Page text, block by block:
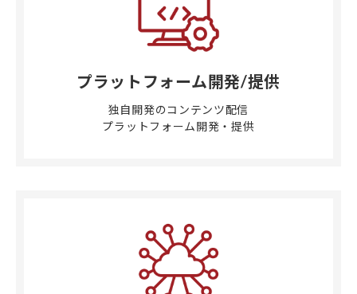
プラットフォーム開発/提供
独自開発のコンテンツ配信
プラットフォーム開発・提供